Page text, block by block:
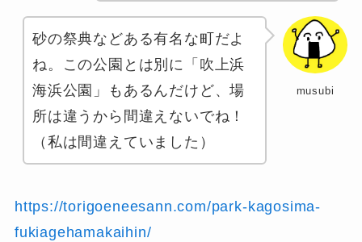
musubi
砂の祭典などある有名な町だよ
ね。この公園とは別に「吹上浜
海浜公園」もあるんだけど、場
所は違うから間違えないでね！
（私は間違えていました）
https://torigoeneesann.com/park-kagosima-
fukiagehamakaihin/